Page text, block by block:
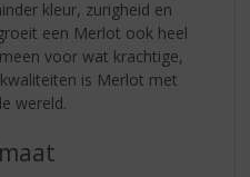
kleur, zurigheid en
een Merlot ook heel
voor wat krachtige,
is Merlot met
wereld.